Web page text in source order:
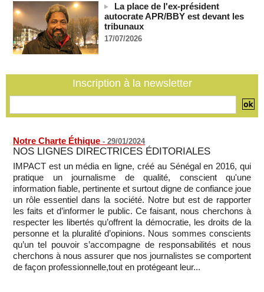
07/08/2026 -
Guinée-Bissau - Première visite de la médiation sénégalaise
après le sommet de la Cedeao
07/08/2026 -
mois après son départ du pouvoir
rupture diplomatique » entre les 2 pays
La place de l'ex-président
autocrate APR/BBY est devant les
tribunaux
17/07/2026
Inscription à la newsletter
Notre Charte Éthique - 29/01/2024
NOS LIGNES DIRECTRICES ÉDITORIALES
IMPACT est un média en ligne, créé au Sénégal en 2016, qui
pratique un journalisme de qualité, conscient qu'une
information fiable, pertinente et surtout digne de confiance joue
un rôle essentiel dans la société. Notre but est de rapporter
les faits et d’informer le public. Ce faisant, nous cherchons à
respecter les libertés qu’offrent la démocratie, les droits de la
personne et la pluralité d’opinions. Nous sommes conscients
qu’un tel pouvoir s’accompagne de responsabilités et nous
cherchons à nous assurer que nos journalistes se comportent
de façon professionnelle,tout en protégeant leur...